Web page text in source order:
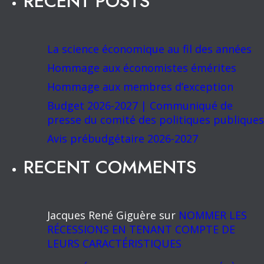
La science économique au fil des années
Hommage aux économistes émérites
Hommage aux membres d’exception
Budget 2026-2027 | Communiqué de
presse du comité des politiques publiques
Avis prébudgétaire 2026-2027
RECENT COMMENTS
Jacques René Giguère sur NOMMER LES
RÉCESSIONS EN TENANT COMPTE DE
LEURS CARACTÉRISTIQUES